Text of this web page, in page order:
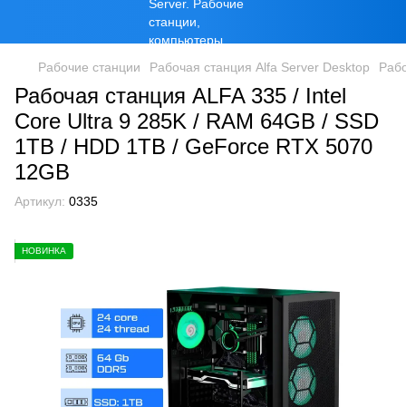
Рабочие станции Рабочая станция Alfa Server Desktop
Рабочая станция ALFA 335 / Intel
Core Ultra 9 285K / RAM 64GB / SSD
1TB / HDD 1TB / GeForce RTX 5070
12GB
Артикул: 0335
НОВИНКА